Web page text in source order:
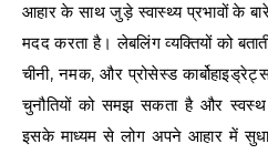
आहार के साथ जुड़े स्वास्थ्य प्रभावों के
मदद करता है। लेबलिंग व्यक्तियों को
चीनी, नमक, और प्रोसेस्ड
चुनौतियों को समझ सकता है और
इसके माध्यम से लोग अपने आहार में